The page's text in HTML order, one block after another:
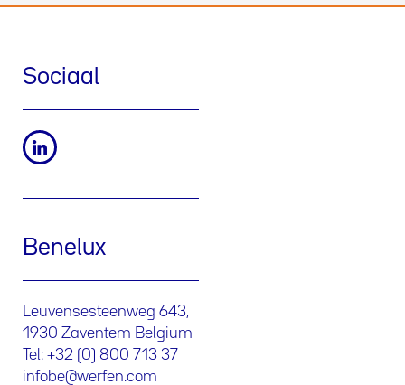
Sociaal
Benelux
Leuvensesteenweg 643,
1930 Zaventem Belgium
Tel: +32 (0) 800 713 37
infobe@werfen.com